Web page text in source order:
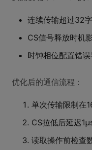
连续传输超过32
CS信号释放时机
时钟相位配置错
优化后的通信流程：
单次传输限制在
CS拉低后延迟
读取操作前检查